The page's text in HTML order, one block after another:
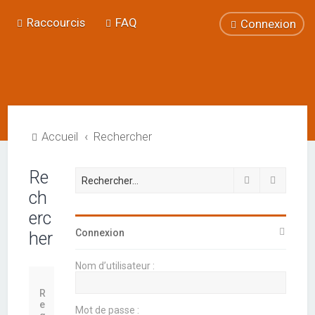
Raccourcis FAQ Connexion
Accueil Rechercher
Re
ch
erc
her
R
e
Rechercher
Connexion
Nom d’utilisateur :
Mot de passe :